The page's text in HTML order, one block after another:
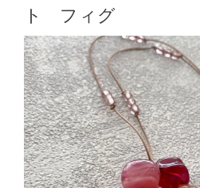
ト フィグ